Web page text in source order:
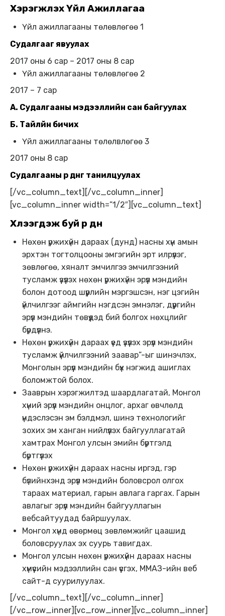
Хэрэгжүүлэх Үйл Ажиллагаа
Үйл ажиллагааны төлөвлөгөө 1
Судалгааг явуулах
2017 оны 6 сар – 2017 оны 8 сар
Үйл ажиллагааны төлөвлөгөө 2
2017 – 7 сар
А. Судалгааны мэдээллийн сан байгуулах
Б. Тайлйн бичих
Үйл ажиллагааны төлөлвлөгөө 3
2017 оны 8 сар
Судалгааны үр дүнг танилцуулах
[/vc_column_text][/vc_column_inner]
[vc_column_inner width=”1/2″][vc_column_text]
Хүлээгдэж буй үр дүн
Нөхөн үржихүйн дараах (дунд) насны хүн амын
эрхтэн тогтолцооны эмгэгийн эрт илрүүлэг,
зөвлөгөө, хяналт эмчилгээ эмчилгээний
тусламж үзүүлэх нөхөн үржихүйн эрүүл мэндийн
болон дотоод шүүрлийн мэргэшсэн, нэг цэгийн
үйлчилгээг аймгийн нэгдсэн эмнэлэг, дүүргийн
эрүүл мэндийн төвүүдэд бий болгох нөхцлийг
бүрдүүлнэ.
Нөхөн үржихүйн дараах үед үзүүлэх эрүүл мэндийн
тусламж үйлчилгээний заавар”-ыг шинэчлэх,
Монголын эрүүл мэндийн бүх нэгжид ашиглах
боломжтой болох.
Зааврын хэрэгжилтэд шаардлагатай, Монгол
хүний эрүүл мэндийн онцлог, архаг өвчлөлд
үндэслэсэн эм бэлдмэл, шинэ технологийг
зохих эм ханган нийлүүлэх байгууллагатай
хамтрах Монгол улсын эмийн бүртгэлд
бүртгүүлэх
Нөхөн үржихүйн дараах насны иргэд, гэр
бүлийнхэнд эрүүл мэндийн боловсрол олгох
тараах материал, гарын авлага гаргах. Гарын
авлагыг эрүүл мэндийн байгууллагын
вебсайтуудад байршуулах.
Монгол хүнд өвөрмөц зөвлөмжийг цаашид
боловсруулах эх суурь тавигдах.
Монгол улсын нөхөн үржихүйн дараах насны
хүмүүсийн мэдээллийн сан үүсгэх, ММАЗ-ийн веб
сайт-д суурилуулах.
[/vc_column_text][/vc_column_inner]
[/vc_row_inner][vc_row_inner][vc_column_inner]